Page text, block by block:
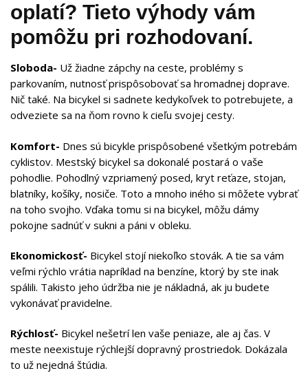
oplatí? Tieto výhody vám
pomôžu pri rozhodovaní.
Sloboda- Už žiadne zápchy na ceste, problémy s
parkovaním, nutnosť prispôsobovať sa hromadnej doprave.
Nič také. Na bicykel si sadnete kedykoľvek to potrebujete, a
odveziete sa na ňom rovno k cieľu svojej cesty.
Komfort- Dnes sú bicykle prispôsobené všetkým potrebám
cyklistov. Mestský bicykel sa dokonalé postará o vaše
pohodlie. Pohodlný vzpriamený posed, kryt reťaze, stojan,
blatníky, košíky, nosiče. Toto a mnoho iného si môžete vybrať
na toho svojho. Vďaka tomu si na bicykel, môžu dámy
pokojne sadnúť v sukni a páni v obleku.
Ekonomickosť- Bicykel stojí niekoľko stovák. A tie sa vám
veľmi rýchlo vrátia napríklad na benzíne, ktorý by ste inak
spálili. Takisto jeho údržba nie je nákladná, ak ju budete
vykonávať pravidelne.
Rýchlosť- Bicykel nešetrí len vaše peniaze, ale aj čas. V
meste neexistuje rýchlejší dopravný prostriedok. Dokázala
to už nejedná štúdia.